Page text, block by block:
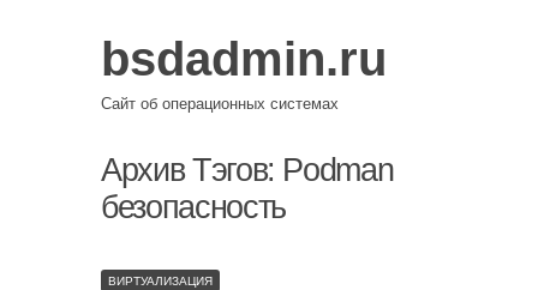
bsdadmin.ru
Сайт об операционных системах
Архив Тэгов: Podman
безопасность
ВИРТУАЛИЗАЦИЯ